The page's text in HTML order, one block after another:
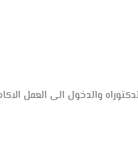
والدخول الى العمل